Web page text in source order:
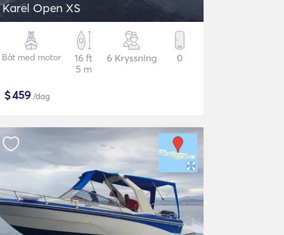
Karel Open XS
Båt med motor
16 ft
5 m
6 Kryssning 0
$459/dag